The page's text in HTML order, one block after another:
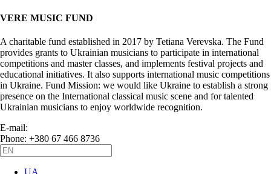
VERE MUSIC FUND
A charitable fund established in 2017 by Tetiana Verevska. The Fund
provides grants to Ukrainian musicians to participate in international
competitions and master classes, and implements festival projects and
educational initiatives. It also supports international music competitions
in Ukraine. Fund Mission: we would like Ukraine to establish a strong
presence on the International classical music scene and for talented
Ukrainian musicians to enjoy worldwide recognition.
E-mail:
Phone: +380 67 466 8736
UA